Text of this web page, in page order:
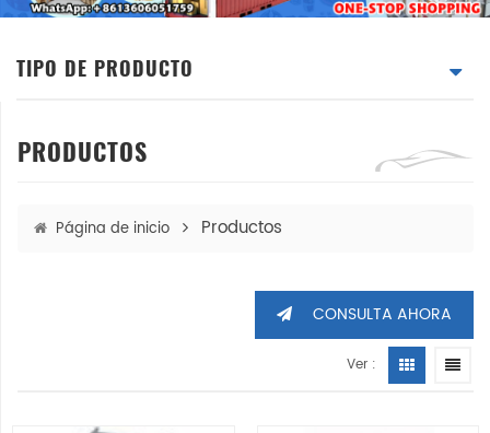
TIPO DE PRODUCTO
PRODUCTOS
Página de inicio Productos
CONSULTA AHORA
Ver :